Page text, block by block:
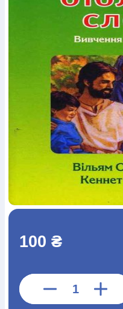
Шлюб і сім`я
Супутні
Аудіо Ручки
Закладки для книг
Щоденники /
Вироби з кераміки і глини
Навчальні мапи Шкіряні
Міні-лампи
подарунковіПлакати
Подарункові картки
Фотокартини
КалендаріКанцелярскі
Сувенирна
Книга в комплекті
За додатковою
100 ₴